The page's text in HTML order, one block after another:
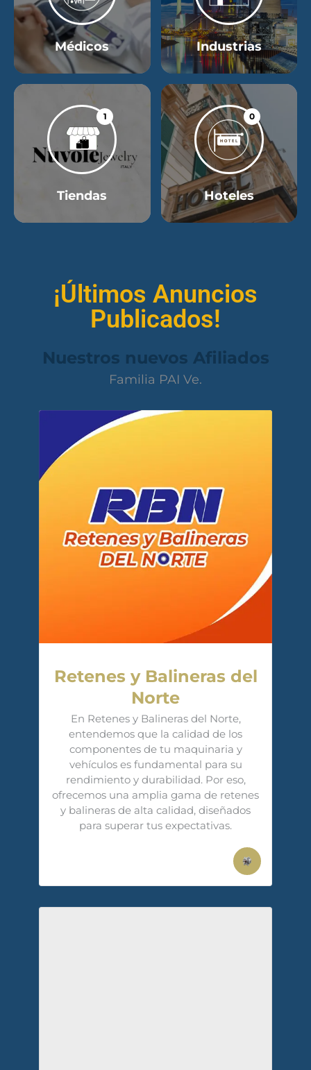
Médicos Industrias
1
Tiendas
0
Hoteles
¡Últimos Anuncios
Publicados!
Nuestros nuevos Afiliados
Familia PAI Ve.
Retenes y Balineras del
Norte
En Retenes y Balineras del Norte,
entendemos que la calidad de los
componentes de tu maquinaria y
vehículos es fundamental para su
rendimiento y durabilidad. Por eso,
ofrecemos una amplia gama de retenes
y balineras de alta calidad, diseñados
para superar tus expectativas.